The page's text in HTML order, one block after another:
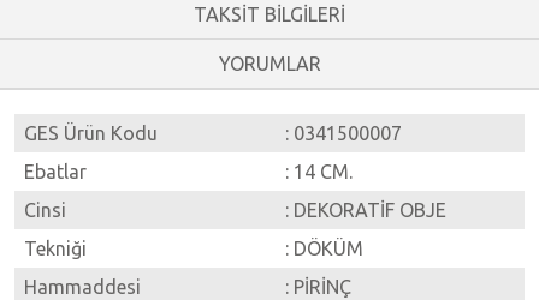
TAKSİT BİLGİLERİ
YORUMLAR
GES Ürün Kodu
: 0341500007
Ebatlar
: 14 CM.
Cinsi
: DEKORATİF OBJE
Tekniği
: DÖKÜM
Hammaddesi
: PİRİNÇ